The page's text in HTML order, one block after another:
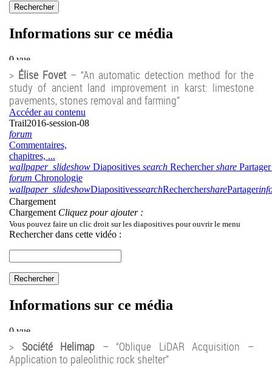
> Élise Fovet– “An automatic detection method for the
study of ancient land improvement in karst: limestone
pavements, stones removal and farming”
> Société Helimap – “Oblique LiDAR Acquisition –
Application to paleolithic rock shelter”